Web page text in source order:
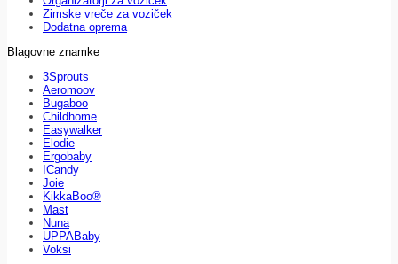
Zimske vreče za voziček
Dodatna oprema
Blagovne znamke
3Sprouts
Aeromoov
Bugaboo
Childhome
Easywalker
Elodie
Ergobaby
ICandy
Joie
KikkaBoo®
Mast
Nuna
UPPABaby
Voksi